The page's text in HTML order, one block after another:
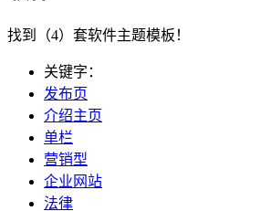
找到（4）套软件主题模板！
关键字：
发布页
介绍主页
单栏
营销型
企业网站
法律